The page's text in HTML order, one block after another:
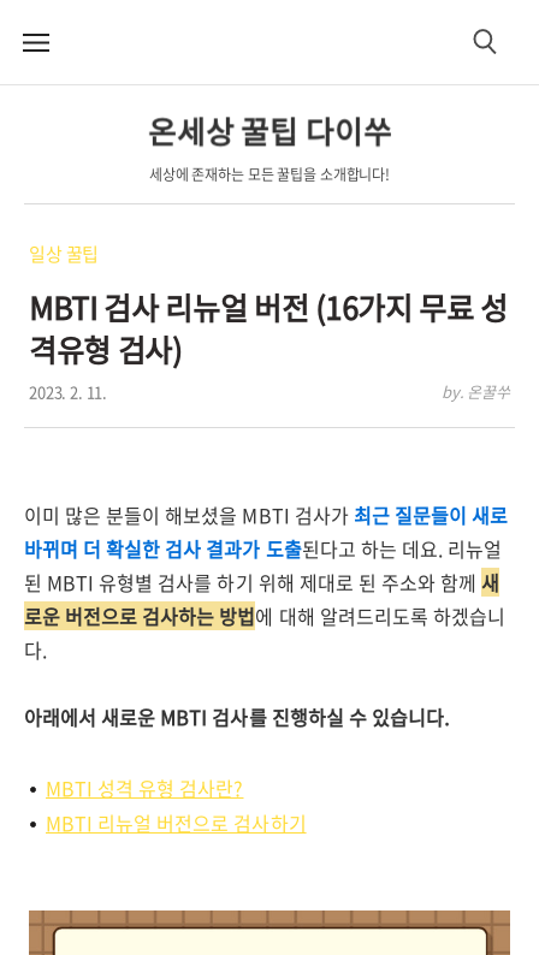
메
검
온세상 꿀팁 다이쑤
세상에 존재하는 모든 꿀팁을 소개합니다!
일상 꿀팁
MBTI 검사 리뉴얼 버전 (16가지 무료 성
격유형 검사)
2023. 2. 11. by. 온꿀쑤
이미 많은 분들이 해보셨을 MBTI 검사가 최근 질문들이 새로
바뀌며 더 확실한 검사 결과가 도출된다고 하는 데요. 리뉴얼
된 MBTI 유형별 검사를 하기 위해 제대로 된 주소와 함께새
로운 버전으로 검사하는 방법에 대해 알려드리도록 하겠습니
다.
아래에서 새로운 MBTI 검사를 진행하실 수 있습니다.
MBTI 성격 유형 검사란?
MBTI 리뉴얼 버전으로 검사하기